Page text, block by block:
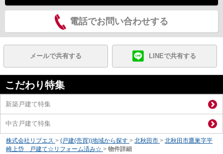
電話でお問い合わせする
メールで共有する LINEで共有する
こだわり特集
新築戸建て特集
中古戸建て特集
株式会社リブエス > (戸建(売買))地域から探す > 北秋田市 > 北秋田市鷹巣字平
崎上岱 戸建て☆リフォーム済み☆ > 物件詳細